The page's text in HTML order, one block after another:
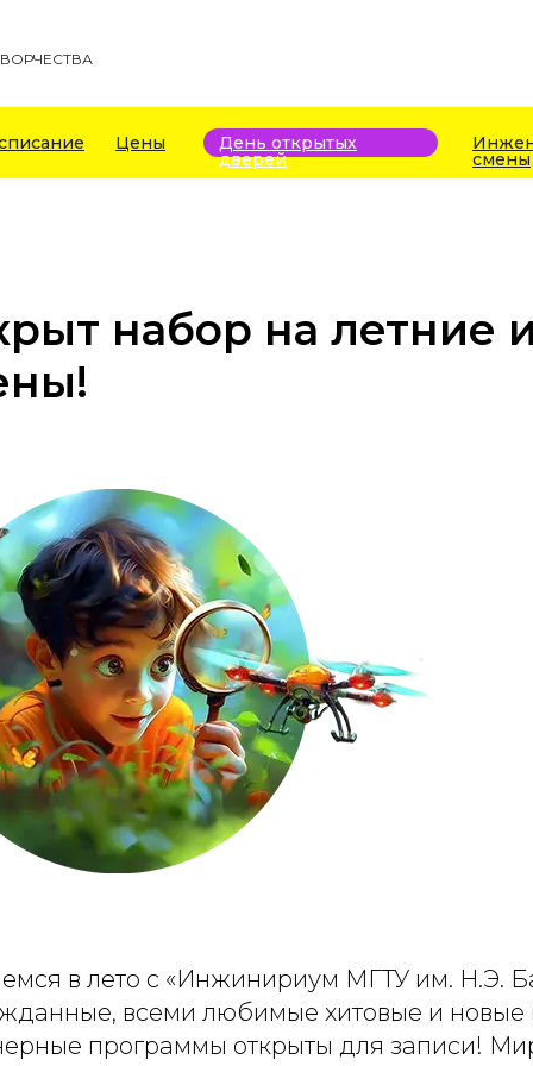
День открытых
дверей смены
Цены
набор на летние
в лето с «Инжинириум МГТУ им. Н.Э.
всеми любимые хитовые и новые
программы открыты для записи!